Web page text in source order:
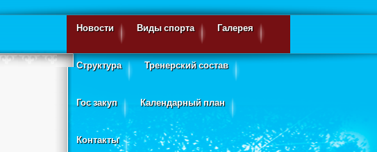
Новости Виды спорта Галерея
Структура Тренерский состав
Гос закуп Календарный план
Контакты